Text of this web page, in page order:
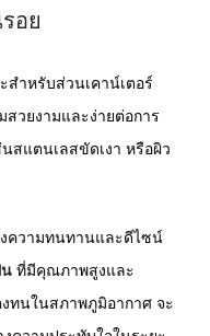
อย
สำหรับส่วนเคาน์เตอร์
สวยงามและง่ายต่อการ
สแตนเลสขัดเงา หรือผิว
ความทนทานและดีไซน์
ที่มีคุณภาพสูงและ
ทนในสภาพภูมิอากาศ จะ